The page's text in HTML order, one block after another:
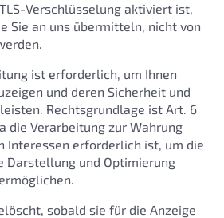
Verschlüsselung aktiviert ist,
Sie an uns übermitteln, nicht von
ist erforderlich, um Ihnen
und deren Sicherheit und
Rechtsgrundlage ist Art. 6
die Verarbeitung zur Wahrung
Interessen erforderlich ist, um die
Darstellung und Optimierung
sobald sie für die Anzeige